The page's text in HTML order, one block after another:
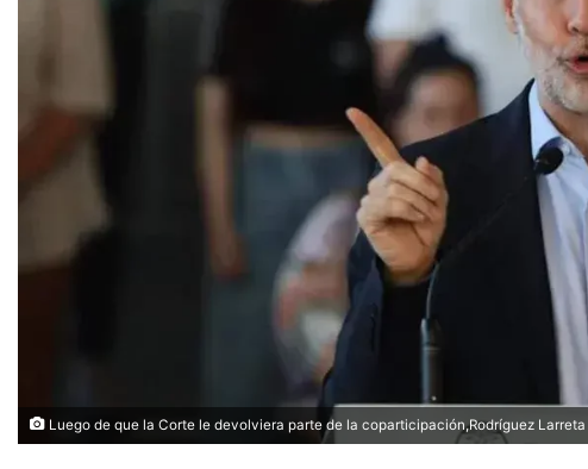
Luego de que la Corte le devolviera parte de la coparticipación,Rodríguez